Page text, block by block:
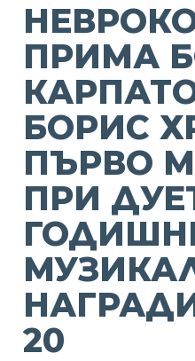
ПРИМА
БОРИС
ПЪРВО
ПРИ
20